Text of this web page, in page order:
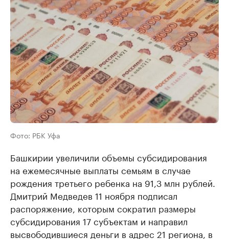
Фото: РБК Уфа
Башкирии увеличили объемы субсидирования
на ежемесячные выплаты семьям в случае
рождения третьего ребенка на 91,3 млн рублей.
Дмитрий Медведев 11 ноября подписал
распоряжение, которым сократил размеры
субсидирования 17 субъектам и направил
высвободившиеся деньги в адрес 21 региона, в